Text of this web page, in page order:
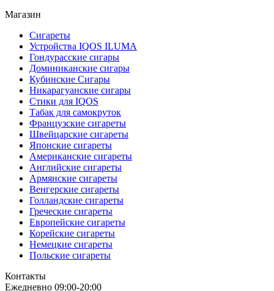
Магазин
Сигареты
Устройства IQOS ILUMA
Гондурасские сигары
Доминиканские сигары
Кубинские Сигары
Никарагуанские сигары
Стики для IQOS
Табак для самокруток
Французские сигареты
Швейцарские сигареты
Японские сигареты
Американские сигареты
Английские сигареты
Армянские сигареты
Венгерские сигареты
Голландские сигареты
Греческие сигареты
Европейские сигареты
Корейские сигареты
Немецкие сигареты
Польские сигареты
Контакты
Ежедневно 09:00-20:00